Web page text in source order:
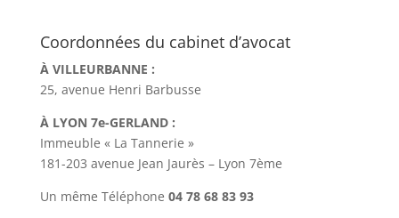
Coordonnées du cabinet d’avocat
À VILLEURBANNE :
25, avenue Henri Barbusse
À LYON 7e-GERLAND :
Immeuble « La Tannerie »
181-203 avenue Jean Jaurès – Lyon 7ème
Un même Téléphone 04 78 68 83 93